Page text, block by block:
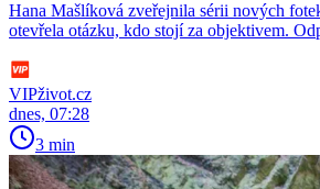
Hana Mašlíková zveřejnila sérii nových
otevřela otázku, kdo stojí za objektivem.
VIPživot.cz
dnes, 07:28
3 min